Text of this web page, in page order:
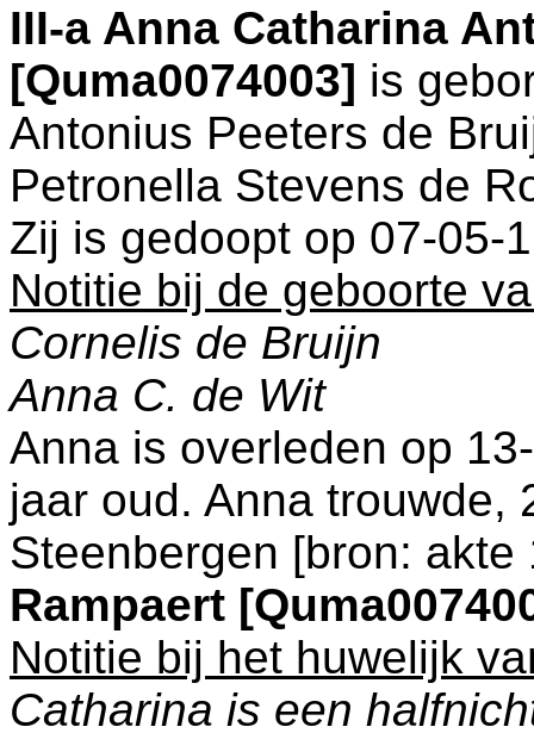
III-a Anna Catharina
[Quma0074003] is
Antonius Peeters de
Petronella Stevens de
Zij is gedoopt op 07-05-
Notitie bij de geboorte
Cornelis de Bruijn
Anna C. de Wit
Anna is overleden op
jaar oud. Anna trouwde,
Steenbergen [bron: akte
Rampaert
Notitie bij het huwelijk
Catharina is een